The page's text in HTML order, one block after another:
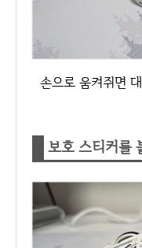
손으로 움켜쥐면
보호 스티커를